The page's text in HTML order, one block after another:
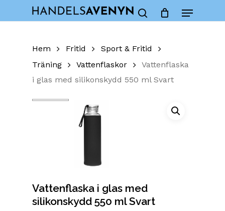
Menu
Cart Close
Hem Fritid
Sport & Fritid
Träning
Vattenflaskor
Vattenflaska
i glas med silikonskydd 550 ml Svart
Vattenflaska i glas med
silikonskydd 550 ml Svart